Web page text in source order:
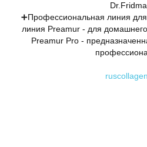
➕Профессиональная линия
линия Preamur - для
Preamur Pro -